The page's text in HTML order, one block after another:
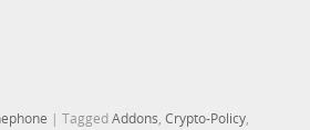
|TaggedAddons,Crypto-Policy,